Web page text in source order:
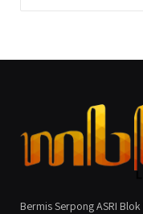
Bermis Serpong ASRI